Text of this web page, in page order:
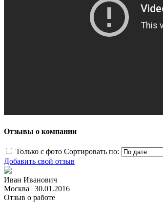
Отзывы о компании
Только с фото Сортировать по:
Добавить свой отзыв
Иван Иванович
Москва | 30.01.2016
Отзыв о работе